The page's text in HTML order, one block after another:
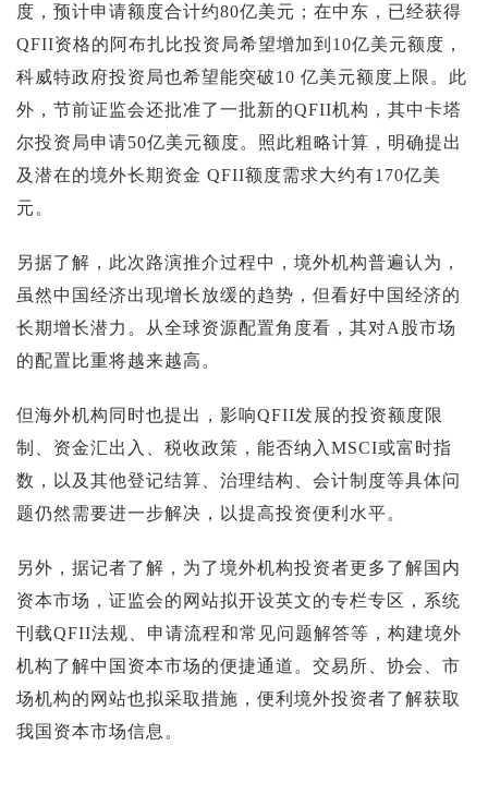
度，预计申请额度合计约80亿美元；在中东，已经获得
QFII资格的阿布扎比投资局希望增加到10亿美元额度，
科威特政府投资局也希望能突破10 亿美元额度上限。此
外，节前证监会还批准了一批新的QFII机构，其中卡塔
尔投资局申请50亿美元额度。照此粗略计算，明确提出
及潜在的境外长期资金 QFII额度需求大约有170亿美
元。
另据了解，此次路演推介过程中，境外机构普遍认为，
虽然中国经济出现增长放缓的趋势，但看好中国经济的
长期增长潜力。从全球资源配置角度看，其对A股市场
的配置比重将越来越高。
但海外机构同时也提出，影响QFII发展的投资额度限
制、资金汇出入、税收政策，能否纳入MSCI或富时指
数，以及其他登记结算、治理结构、会计制度等具体问
题仍然需要进一步解决，以提高投资便利水平。
另外，据记者了解，为了境外机构投资者更多了解国内
资本市场，证监会的网站拟开设英文的专栏专区，系统
刊载QFII法规、申请流程和常见问题解答等，构建境外
机构了解中国资本市场的便捷通道。交易所、协会、市
场机构的网站也拟采取措施，便利境外投资者了解获取
我国资本市场信息。